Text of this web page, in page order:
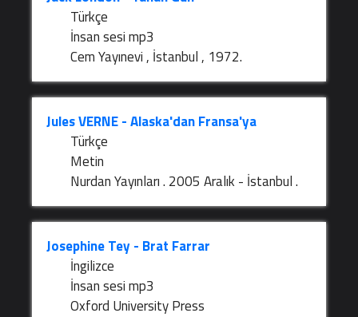
Türkçe
İnsan sesi mp3
Cem Yayınevi , İstanbul , 1972.
Jules VERNE - Alaska'dan Fransa'ya
Türkçe
Metin
Nurdan Yayınları . 2005 Aralık - İstanbul .
Josephine Tey - Brat Farrar
İngilizce
İnsan sesi mp3
Oxford University Press